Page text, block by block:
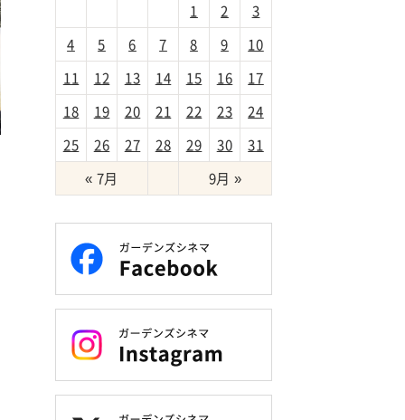
1
2
3
4
5 6 7 8 9
10
11
12 13 14 15 16
17
18
19 20 21 22 23
24
25
26 27 28 29 30
31
« 7月
9月 »